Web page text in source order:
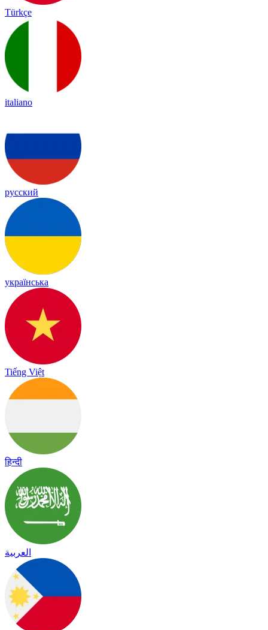
Türkçe
italiano
русский
українська
Tiếng Việt
हिन्दी
العربية